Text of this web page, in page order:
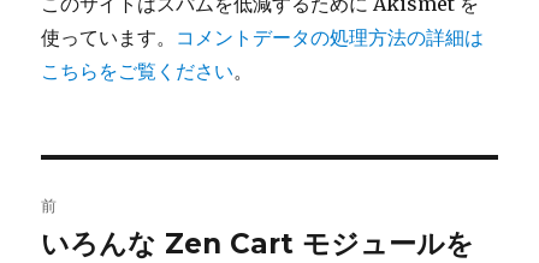
使っています。 コメントデータの処理方法の詳細は
こちらをご覧ください。
稿
前
前
いろんな Zen Cart モジュールを